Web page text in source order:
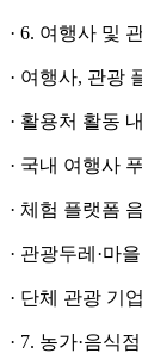
· 6. 여행사 및
· 여행사, 관광
· 활용처 활동
· 국내 여행사
· 체험 플랫폼
· 관광두레·마
· 단체 관광 기
· 7. 농가·음식